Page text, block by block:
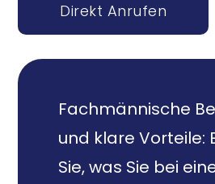
Direkt Anrufen
Fachmännische
und klare Vorteile:
Sie, was Sie bei